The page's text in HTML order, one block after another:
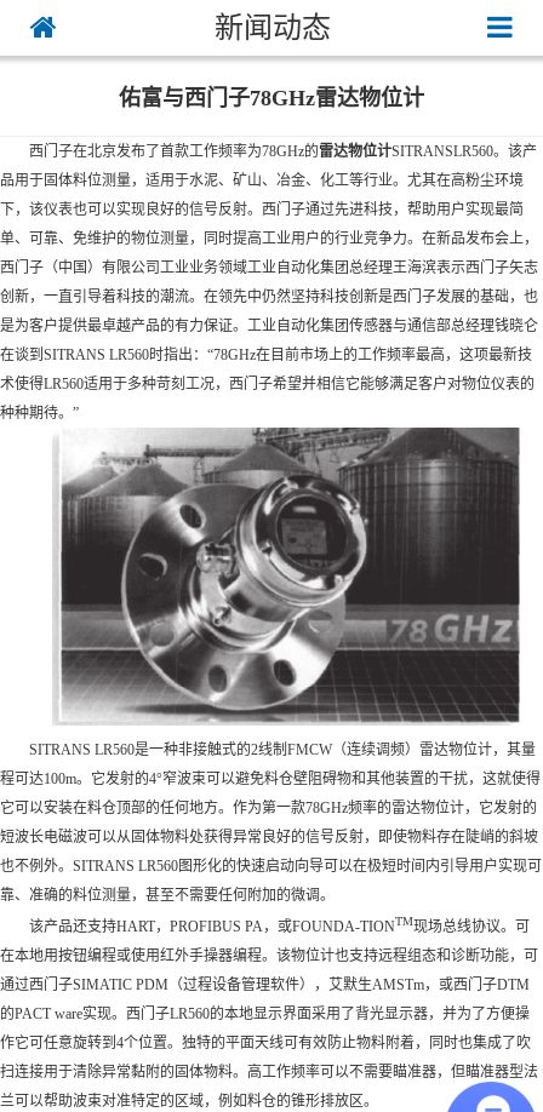
新闻动态
佑富与西门子78GHz雷达物位计
西门子在北京发布了首款工作频率为78GHz的雷达物位计SITRANSLR560。该产
品用于固体料位测量，适用于水泥、矿山、冶金、化工等行业。尤其在高粉尘环境
下，该仪表也可以实现良好的信号反射。西门子通过先进科技，帮助用户实现最简
单、可靠、免维护的物位测量，同时提高工业用户的行业竞争力。在新品发布会上，
西门子（中国）有限公司工业业务领域工业自动化集团总经理王海滨表示西门子矢志
创新，一直引导着科技的潮流。在领先中仍然坚持科技创新是西门子发展的基础，也
是为客户提供最卓越产品的有力保证。工业自动化集团传感器与通信部总经理钱晓仑
在谈到SITRANS LR560时指出：“78GHz在目前市场上的工作频率最高，这项最新技
术使得LR560适用于多种苛刻工况，西门子希望并相信它能够满足客户对物位仪表的
种种期待。”
SITRANS LR560是一种非接触式的2线制FMCW（连续调频） 雷达物位计，其量
程可达100m。它发射的4°窄波束可以避免料仓壁阻碍物和其他装置的干扰，这就使得
它可以安装在料仓顶部的任何地方。作为第一款78GHz频率的雷达物位计，它发射的
短波长电磁波可以从固体物料处获得异常良好的信号反射，即使物料存在陡峭的斜坡
也不例外。SITRANS LR560图形化的快速启动向导可以在极短时间内引导用户实现可
靠、准确的料位测量，甚至不需要任何附加的微调。
该产品还支持HART，PROFIBUS PA，或FOUNDA-TIONTM现场总线协议。可
在本地用按钮编程或使用红外手操器编程。该物位计也支持远程组态和诊断功能，可
通过西门子SIMATIC PDM（过程设备管理软件），艾默生AMSTm，或西门子DTM
的PACT ware实现。西门子LR560的本地显示界面采用了背光显示器，并为了方便操
作它可任意旋转到4个位置。独特的平面天线可有效防止物料附着，同时也集成了吹
扫连接用于清除异常黏附的固体物料。高工作频率可以不需要瞄准器，但瞄准器型法
兰可以帮助波束对准特定的区域，例如料仓的锥形排放区。